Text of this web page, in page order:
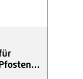
von 5 von 5